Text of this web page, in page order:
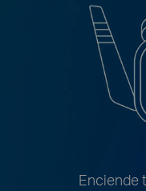
Enciende